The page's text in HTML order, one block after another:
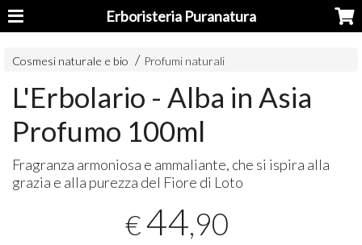
Erboristeria Puranatura
Cosmesi naturale e bio Profumi naturali
L'Erbolario - Alba in Asia
Profumo 100ml
Fragranza armoniosa e ammaliante, che si ispira alla
grazia e alla purezza del Fiore di Loto
€44,90